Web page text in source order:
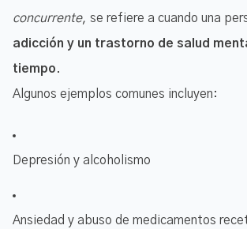
concurrente, se refiere a cuando una
adicción y un trastorno de salud
tiempo.
Algunos ejemplos comunes incluyen:
Depresión y alcoholismo
Ansiedad y abuso de medicamentos